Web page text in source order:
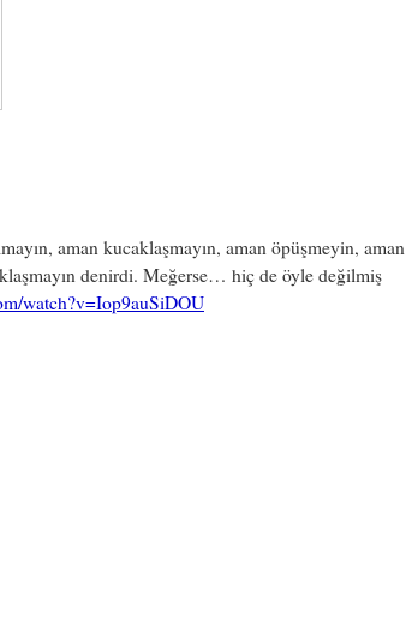
aman kucaklaşmayın, aman öpüşmeyin, aman
denirdi. Meğerse… hiç de öyle değilmiş
watch?v=Iop9auSiDOU